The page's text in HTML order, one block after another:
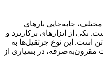
تن در صنایع مختلف، جابه‌جایی بارهای
از ابزارهای پرکاربرد و
موثر برای این کار، جرثقیل دستی 5 تن است. این نوع جرثقیل‌ها به
مقرون‌به‌صرفه، در بسیاری از